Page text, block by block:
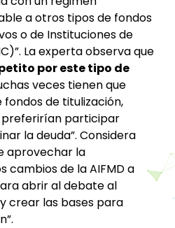
a otros tipos de fondos
o de Instituciones de
La experta observa que
por este tipo de
veces tienen que
de titulización,
preferirían participar
la deuda”. Considera
aprovechar la
cambios de la AIFMD a
abrir al debate al
crear las bases para